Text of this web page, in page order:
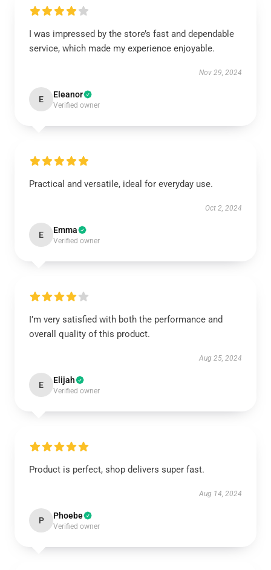
I was impressed by the store’s fast and dependable
service, which made my experience enjoyable.
Nov 29, 2024
E Eleanor
Verified owner
Practical and versatile, ideal for everyday use.
Oct 2, 2024
E Emma
Verified owner
I’m very satisfied with both the performance and
overall quality of this product.
Aug 25, 2024
E Elijah
Verified owner
Product is perfect, shop delivers super fast.
Aug 14, 2024
P Phoebe
Verified owner